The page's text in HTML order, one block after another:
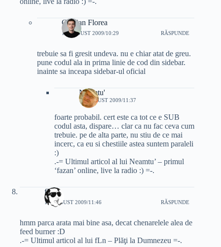
Cristian Florea
11 AUGUST 2009/10:29 RĂSPUNDE
trebuie sa fi gresit undeva. nu e chiar atat de greu.
pune codul ala in prima linie de cod din sidebar.
inainte sa inceapa sidebar-ul oficial
Neamtu'
11 AUGUST 2009/11:37
foarte probabil. cert este ca tot ce e SUB
codul asta, dispare… clar ca nu fac ceva cum
trebuie. pe de alta parte, nu stiu de ce mai
incerc, ca eu si chestiile astea suntem paraleli
:)
.-= Ultimul articol al lui Neamtu’ – primul
‘fazan’ online, live la radio :) =-.
fLn
11 AUGUST 2009/11:46 RĂSPUNDE
hmm parca arata mai bine asa, decat chenarelele alea de
feed burner :D
.-= Ultimul articol al lui fLn – Plăţi la Dumnezeu =-.